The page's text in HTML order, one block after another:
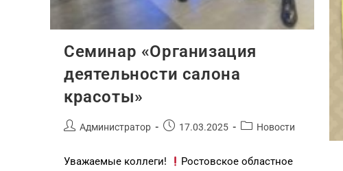
Семинар «Организация
деятельности салона
красоты»
Администратор 17.03.2025 Новости
Уважаемые коллеги!
Ростовское областное